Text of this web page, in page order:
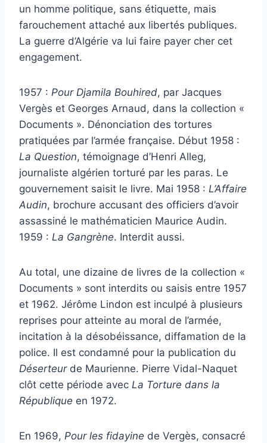
un homme politique, sans étiquette, mais
farouchement attaché aux libertés publiques.
La guerre d’Algérie va lui faire payer cher cet
engagement.
1957 : Pour Djamila Bouhired, par Jacques
Vergès et Georges Arnaud, dans la collection «
Documents ». Dénonciation des tortures
pratiquées par l’armée française. Début 1958 :
La Question, témoignage d’Henri Alleg,
journaliste algérien torturé par les paras. Le
gouvernement saisit le livre. Mai 1958 : L’Affaire
Audin, brochure accusant des officiers d’avoir
assassiné le mathématicien Maurice Audin.
1959 : La Gangrène. Interdit aussi.
Au total, une dizaine de livres de la collection «
Documents » sont interdits ou saisis entre 1957
et 1962. Jérôme Lindon est inculpé à plusieurs
reprises pour atteinte au moral de l’armée,
incitation à la désobéissance, diffamation de la
police. Il est condamné pour la publication du
Déserteurde Maurienne. Pierre Vidal-Naquet
clôt cette période avec La Torture dans la
République en 1972.
En 1969, Pour les fidayine de Vergès, consacré